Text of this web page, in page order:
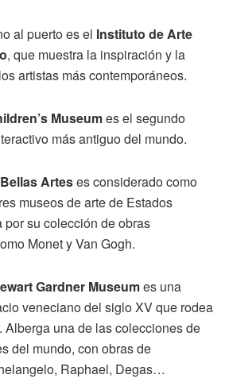
al puerto es el Instituto de Arte
, que muestra la inspiración y la
artistas más contemporáneos.
Museumes el segundo
más antiguo del mundo.
Arteses considerado como
museos de arte de Estados
por su colección de obras
Monet y Van Gogh.
Gardner Museumes una
veneciano del siglo XV que rodea
Alberga una de las colecciones de
del mundo, con obras de
Raphael, Degas…